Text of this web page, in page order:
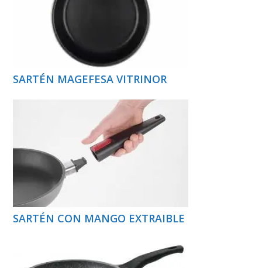
SARTÉN MAGEFESA VITRINOR
SARTÉN CON MANGO EXTRAIBLE